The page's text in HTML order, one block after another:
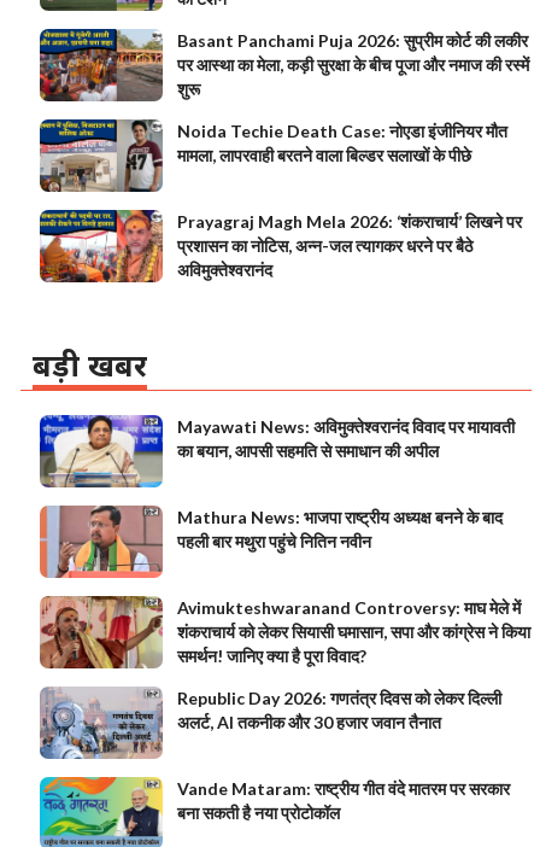
Basant Panchami Puja 2026: सुप्रीम कोर्ट की लकीर
पर आस्था का मेला, कड़ी सुरक्षा के बीच पूजा और नमाज की रस्में
शुरू
Noida Techie Death Case: नोएडा इंजीनियर मौत
मामला, लापरवाही बरतने वाला बिल्डर सलाखों के पीछे
Prayagraj Magh Mela 2026: ‘शंकराचार्य’ लिखने पर
प्रशासन का नोटिस, अन्न-जल त्यागकर धरने पर बैठे
अविमुक्तेश्वरानंद
बड़ी खबर
Mayawati News: अविमुक्तेश्वरानंद विवाद पर मायावती
का बयान, आपसी सहमति से समाधान की अपील
Mathura News: भाजपा राष्ट्रीय अध्यक्ष बनने के बाद
पहली बार मथुरा पहुंचे नितिन नवीन
Avimukteshwaranand Controversy: माघ मेले में
शंकराचार्य को लेकर सियासी घमासान, सपा और कांग्रेस ने किया
समर्थन! जानिए क्या है पूरा विवाद?
Republic Day 2026: गणतंत्र दिवस को लेकर दिल्ली
अलर्ट, AI तकनीक और 30 हजार जवान तैनात
Vande Mataram: राष्ट्रीय गीत वंदे मातरम पर सरकार
बना सकती है नया प्रोटोकॉल